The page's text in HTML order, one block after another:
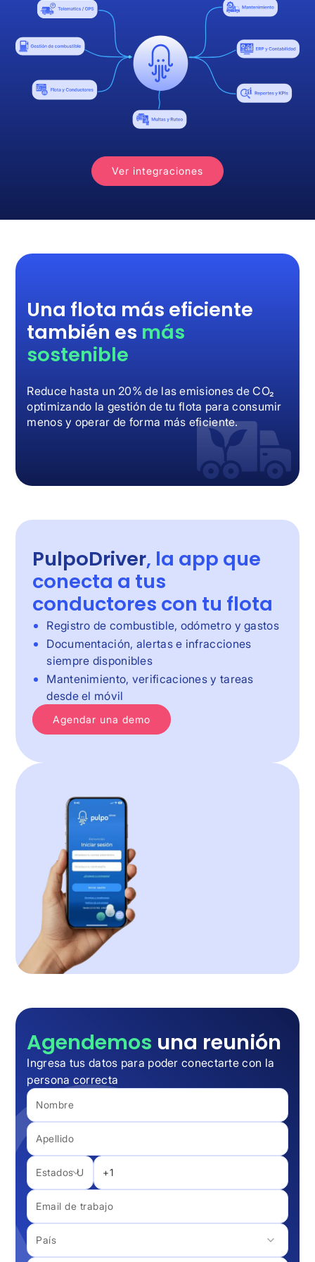
Ver integraciones
Una flota más eficiente
también es más
sostenible
Reduce hasta un 20% de las emisiones de CO₂
optimizando la gestión de tu flota para consumir
menos y operar de forma más eficiente.
PulpoDriver, la app que
conecta a tus
conductores con tu flota
Registro de combustible, odómetro y gastos
Documentación, alertas e infracciones
siempre disponibles
Mantenimiento, verificaciones y tareas
desde el móvil
Agendar una demo
Agendemos una reunión
Ingresa tus datos para poder conectarte con la
persona correcta